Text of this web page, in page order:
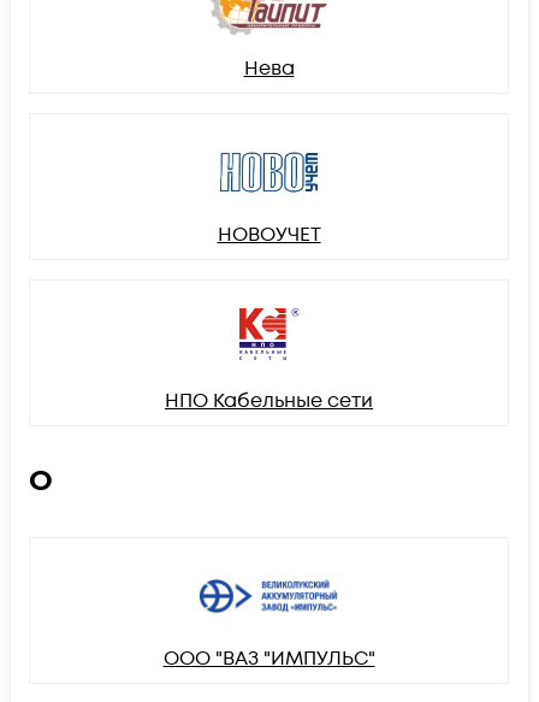
Нева
НОВОУЧЕТ
НПО Кабельные сети
О
ООО "ВАЗ "ИМПУЛЬС"